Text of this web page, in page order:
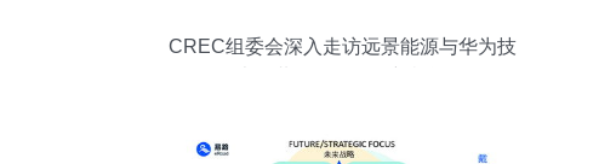
CREC组委会深入走访远景能源与华为技